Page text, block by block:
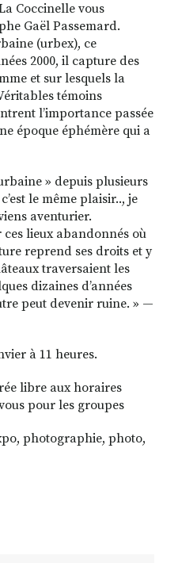
Coccinelle vous
Gaël Passemard.
(urbex), ce
2000, il capture des
et sur lesquels la
témoins
l’importance passée
époque éphémère qui a
» depuis plusieurs
le même plaisir.., je
aventurier.
ces lieux abandonnés où
reprend ses droits et y
traversaient les
dizaines d’années
peut devenir ruine. » —
à 11 heures.
libre aux horaires
pour les groupes
photographie, photo,